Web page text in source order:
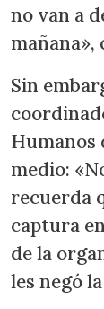
no van a
mañana»,
Sin
Humanos
medio:
recuerda
captura
de la
les negó